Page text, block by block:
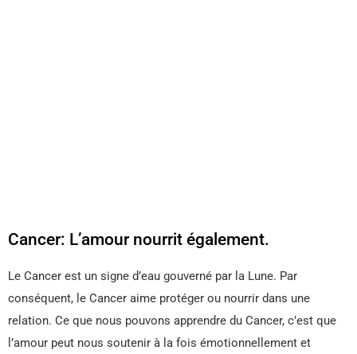
Cancer: L’amour nourrit également.
Le Cancer est un signe d’eau gouverné par la Lune. Par
conséquent, le Cancer aime protéger ou nourrir dans une
relation. Ce que nous pouvons apprendre du Cancer, c’est que
l’amour peut nous soutenir à la fois émotionnellement et